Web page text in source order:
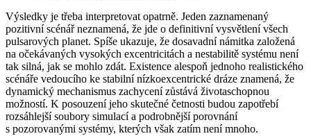
Výsledky je třeba interpretovat opatrně. Jeden zaznamenaný
pozitivní scénář neznamená, že jde o definitivní vysvětlení všech
pulsarových planet. Spíše ukazuje, že dosavadní námitka založená
na očekávaných vysokých excentricitách a nestabilitě systému není
tak silná, jak se mohlo zdát. Existence alespoň jednoho realistického
scénáře vedoucího ke stabilní nízkoexcentrické dráze znamená, že
dynamický mechanismus zachycení zůstává životaschopnou
možností. K posouzení jeho skutečné četnosti budou zapotřebí
rozsáhlejší soubory simulací a podrobnější porovnání
s pozorovanými systémy, kterých však zatím není mnoho.